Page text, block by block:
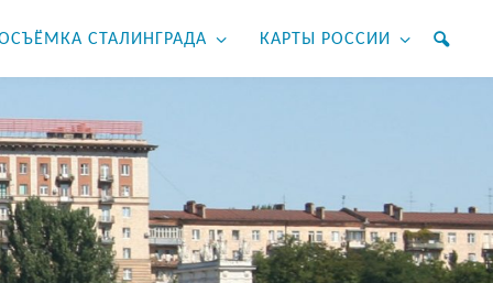
СТАЛИНГРАДА КАРТЫ РОССИИ